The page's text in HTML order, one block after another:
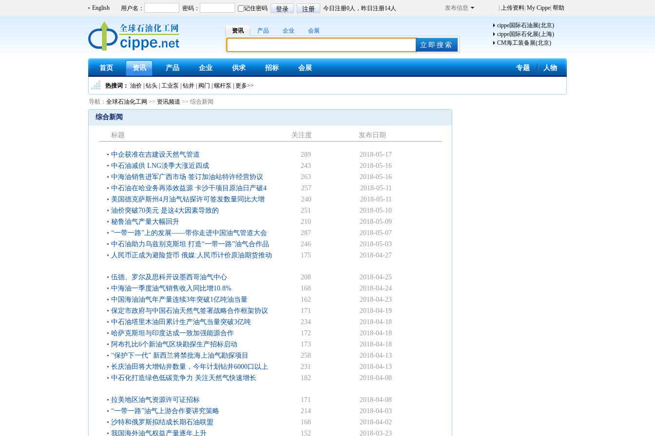
English 发布信息 上传资料 My Cippe 帮助
资讯 产品 企业 会展
cippe国际石油展(北京)
cippe国际石化展(上海)
CM海工装备展(北京)
首页 资讯 产品 企业 供求 招标 会展 专题 人物
热搜词： 油价| 钻头| 工业泵 钻井| 阀门 螺杆泵 更多>>
导航： 全球石油化工网 >> 资讯频道 >> 综合新闻
综合新闻
标题 关注度 发布日期
2018-05-17
289
中企获准在吉建设天然气管道
2018-05-16
243
中石油减供 LNG淡季大涨近四成
2018-05-16
263
中海油销售进军广西市场 签订加油站特许经营协议
2018-05-11
257
中石油在哈业务再添效益源 卡沙干项目原油日产破4
万吨
2018-05-11
240
美国德克萨斯州4月油气钻探许可签发数量同比大增
34%
2018-05-10
251
油价突破70美元 是这4大因素导致的
2018-05-09
210
秘鲁油气产量大幅回升
2018-05-07
287
“一带一路”上的发展——带你走进中国油气管道大会
2018-05-03
246
中石油助力乌兹别克斯坦 打造“一带一路”油气合作品
牌工程
2018-04-27
175
人民币正成为避险货币 俄媒:人民币计价原油期货推动
2018-04-25
208
伍德、罗尔及思科开设墨西哥油气中心
2018-04-24
168
中海油一季度油气销售收入同比增10.8%
2018-04-23
162
中国海油油气年产量连续3年突破1亿吨油当量
2018-04-19
171
保定市政府与中国石油天然气签署战略合作框架协议
2018-04-18
234
中石油塔里木油田累计生产油气当量突破3亿吨
2018-04-18
172
哈萨克斯坦与印度达成一致加强能源合作
2018-04-18
173
阿布扎比6个新油气区块勘探生产招标启动
2018-04-13
258
“保护下一代” 新西兰将禁批海上油气勘探项目
2018-04-13
231
长庆油田将大增钻井数量，今年计划钻井6000口以上
2018-04-08
182
中石化打造绿色低碳竞争力 关注天然气快速增长
2018-04-08
171
拉美地区油气资源许可证招标
2018-04-03
214
“一带一路”油气上游合作要讲究策略
2018-04-02
168
沙特和俄罗斯拟结成长期石油联盟
2018-03-23
152
我国海外油气权益产量逐年上升